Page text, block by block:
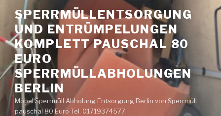
Inhalt
springen
SPERRMÜLLENTSORGUNG
UND ENTRÜMPELUNGEN
KOMPLETT PAUSCHAL 80
EURO
SPERRMÜLLABHOLUNGEN
BERLIN
Möbel Sperrmüll Abholung Entsorgung Berlin von Sperrmüll
pauschal 80 Euro Tel. 01719374577